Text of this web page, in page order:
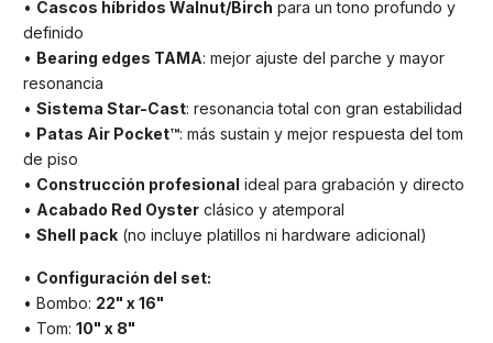
• Cascos híbridos Walnut/Birch para un tono profundo y
definido
• Bearing edges TAMA: mejor ajuste del parche y mayor
resonancia
• Sistema Star-Cast: resonancia total con gran estabilidad
• Patas Air Pocket™: más sustain y mejor respuesta del tom
de piso
• Construcción profesional ideal para grabación y directo
• Acabado Red Oyster clásico y atemporal
• Shell pack (no incluye platillos ni hardware adicional)
• Configuración del set:
• Bombo: 22" x 16"
• Tom: 10" x 8"